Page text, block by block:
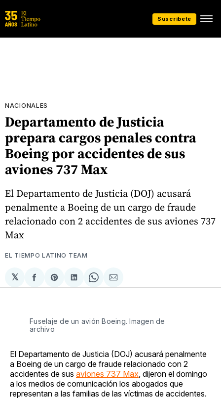
Suscríbete
NACIONALES
Departamento de Justicia
prepara cargos penales contra
Boeing por accidentes de sus
aviones 737 Max
El Departamento de Justicia (DOJ) acusará
penalmente a Boeing de un cargo de fraude
relacionado con 2 accidentes de sus aviones 737
Max
EL TIEMPO LATINO TEAM
𝕏
Compartir
en
Share
on
Compartir
en
Share
on
Compartir
via
Fuselaje de un avión Boeing. Imagen de
archivo
El Departamento de Justicia (DOJ) acusará penalmente
a Boeing de un cargo de fraude relacionado con 2
accidentes de sus aviones 737 Max , dijeron el domingo
a los medios de comunicación los abogados que
representan a las familias de las víctimas de accidentes.